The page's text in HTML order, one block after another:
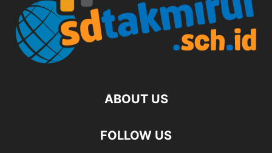
ABOUT US
FOLLOW US